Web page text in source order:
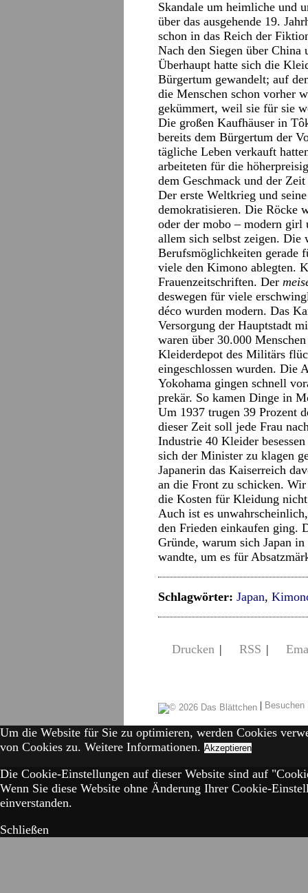
Skandale um heimliche und
über das ausgehende 19.
schon in das Reich der
Nach den Siegen über China
Überhaupt hatte sich die
Bürgertum gewandelt; auf
die Menschen schon vorher
gekümmert, weil sie für sie
Die großen Kaufhäuser in
bereits dem Bürgertum der
tägliche Leben verkauft
arbeiteten für die
dem Geschmack und der
Der erste Weltkrieg und
demokratisieren. Die Röcke
oder der mobo – modern
allem sich selbst zeigen. Die
Berufsmöglichkeiten gerade
viele den Kimono ablegten.
Frauenzeitschriften. Der
deswegen für viele
déco wurden modern. Das
Versorgung der Hauptstadt
waren über 30.000
Kleiderdepot des Militärs
eingeschlossen wurden. Die
Yokohama gingen schnell
prekär. So kamen Dinge in
Um 1937 trugen 39 Prozent
dieser Zeit soll jede Frau
Industrie 40 Kleider
sich der Minister zu klagen
Japanerin das Kaiserreich
an die Front zu schicken.
die Kosten für Kleidung
Auch ist es
den Frieden einkaufen ging.
Gründe, warum sich Japan
wandte, um es für
Schlagwörter: Japan,
Drucken | RSS |
|
Um die Website für Sie zu optimieren, werden Cookies
von Cookies zu. Weitere Informationen. Akzeptieren
Die Cookie-Einstellungen auf dieser Website sind auf
Wenn Sie diese Website ohne Änderung Ihrer Cookie-
einverstanden.
Schließen